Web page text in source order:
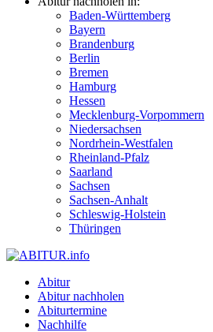
Baden-Württemberg
Bayern
Brandenburg
Berlin
Bremen
Hamburg
Hessen
Mecklenburg-Vorpommern
Niedersachsen
Nordrhein-Westfalen
Rheinland-Pfalz
Saarland
Sachsen
Sachsen-Anhalt
Schleswig-Holstein
Thüringen
Abitur
Abitur nachholen
Abiturtermine
Nachhilfe